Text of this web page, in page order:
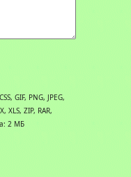
GIF, PNG, JPEG,
XLS, ZIP, RAR,
2 МБ